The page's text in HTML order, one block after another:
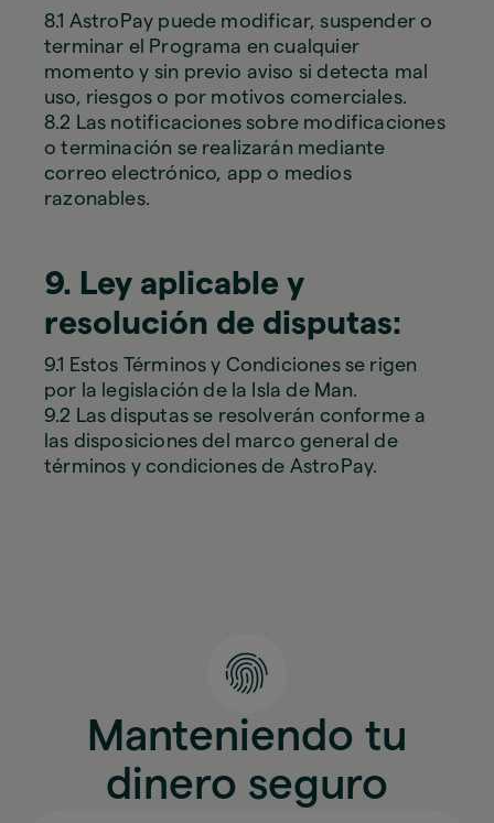
8.1 AstroPay puede modificar, suspender o
terminar el Programa en cualquier
momento y sin previo aviso si detecta mal
uso, riesgos o por motivos comerciales.
8.2 Las notificaciones sobre modificaciones
o terminación se realizarán mediante
correo electrónico, app o medios
razonables.
9. Ley aplicable y
resolución de disputas:
9.1 Estos Términos y Condiciones se rigen
por la legislación de la Isla de Man.
9.2 Las disputas se resolverán conforme a
las disposiciones del marco general de
términos y condiciones de AstroPay.
Manteniendo tu
dinero seguro